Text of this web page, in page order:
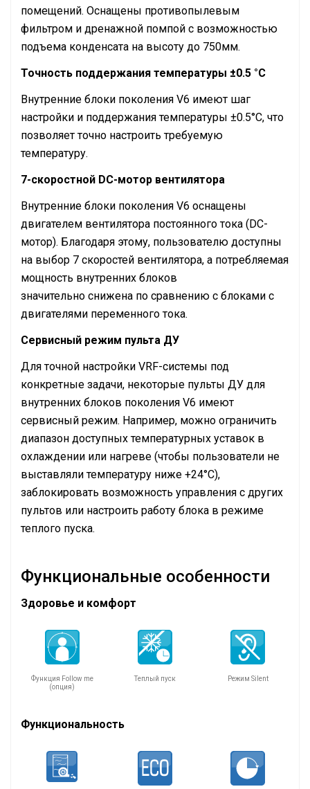
помещений. Оснащены противопылевым
фильтром и дренажной помпой с возможностью
подъема конденсата на высоту до 750мм.
Точность поддержания температуры ±0.5 °C
Внутренние блоки поколения V6 имеют шаг
настройки и поддержания температуры ±0.5°С, что
позволяет точно настроить требуемую
температуру.
7-скоростной DC-мотор вентилятора
Внутренние блоки поколения V6 оснащены
двигателем вентилятора постоянного тока (DC-
мотор). Благодаря этому, пользователю доступны
на выбор 7 скоростей вентилятора, а потребляемая
мощность внутренних блоков
значительно снижена по сравнению с блоками с
двигателями переменного тока.
Сервисный режим пульта ДУ
Для точной настройки VRF-системы под
конкретные задачи, некоторые пульты ДУ для
внутренних блоков поколения V6 имеют
сервисный режим. Например, можно ограничить
диапазон доступных температурных уставок в
охлаждении или нагреве (чтобы пользователи не
выставляли температуру ниже +24°С),
заблокировать возможность управления с других
пультов или настроить работу блока в режиме
теплого пуска.
Функциональные особенности
Здоровье и комфорт
Функция Follow me
(опция)
Теплый пуск Режим Silent
Функциональность